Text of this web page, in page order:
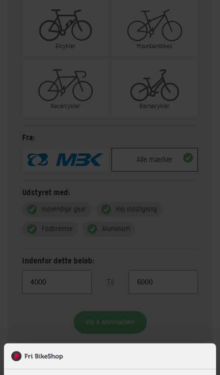
Elcykler Mountainbikes
Racercykler Børnecykler
Fra:
Alle mærker
Udstyret med:
Indvendige gear Høj indstigning
Fodbremse Aluminium
Indenfor dette beløb:
Til
Vis 4 alternativer
Beskrivelse